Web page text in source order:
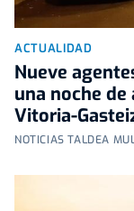
ACTUALIDAD
Nueve
una noche
Vitoria-
NOTICIAS TALDEA